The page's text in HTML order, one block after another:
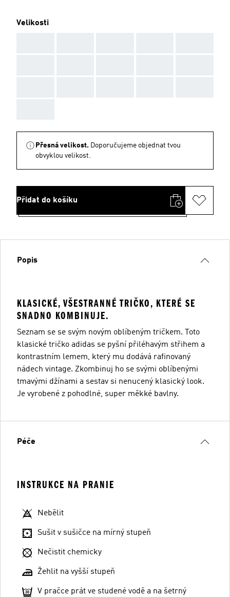
Velikosti
Přesná velikost. Doporučujeme objednat tvou
obvyklou velikost.
Přidat do košíku
Popis
KLASICKÉ, VŠESTRANNÉ TRIČKO, KTERÉ SE
SNADNO KOMBINUJE.
Seznam se se svým novým oblíbeným tričkem. Toto
klasické tričko adidas se pyšní přiléhavým střihem a
kontrastním lemem, který mu dodává rafinovaný
nádech vintage. Zkombinuj ho se svými oblíbenými
tmavými džínami a sestav si nenucený klasický look.
Je vyrobené z pohodlné, super měkké bavlny.
Péče
INSTRUKCE NA PRANIE
Nebělit
Sušit v sušičce na mírný stupeň
Nečistit chemicky
Žehlit na vyšší stupeň
V pračce prát ve studené vodě a na šetrný